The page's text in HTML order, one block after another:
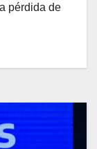
pérdida de